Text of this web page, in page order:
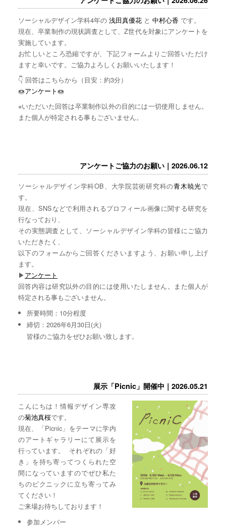
ソーシャルデザイン学科4年の 浅田真優花と 中村心香 です。
現在、卒業制作の現状調査として、Z世代を対象にアンケートを
実施しています。
お忙しいところ恐縮ですが、下記フォームよりご回答いただけ
ますと幸いです。ご協力よろしくお願いいたします！
👇 回答はこちらから（目安：約3分）
🍩アンケート🍩
※いただいた回答は卒業制作以外の目的には一切使用しません。
また個人が特定される事もございません。
アンケートご協力のお願い｜2026.06.12
ソーシャルデザイン学科OB、大学院芸術研究科の青木暁光で
す。
現在、SNSなどで利用されるプロフィール画像に関する研究を
行なっており、
その実態調査として、ソーシャルデザイン学科の皆様にご協力
いただきたく、
以下のフォームからご回答くださいますよう、お願い申し上げ
ます。
▶︎アンケート
回答内容は研究以外の目的には使用いたしません。また個人が
特定される事もございません。
所要時間：10分程度
締切：2026年6月30日(火)
皆様のご協力をぜひお願い致します。
展示「Picnic」開催中｜2026.05.21
こんにちは！情報デザイン専攻
の菊池真桜です。
現在、「Picnic」をテーマに学内
のアートギャラリーにて展示を
行っています。 それぞれの「好
き」を持ち寄ってつくられた空
間になっていますのでぜひ私た
ちのピクニックに立ち寄ってみ
てください！
ご来場お待ちしております！
参加メンバー